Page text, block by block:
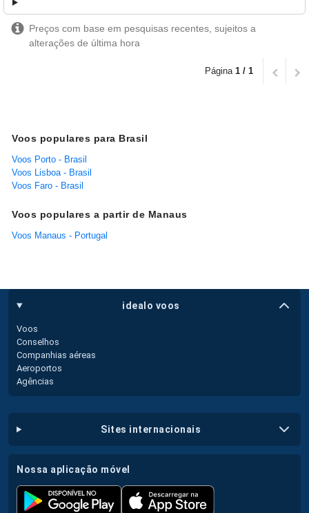
Preços com base em pesquisas recentes, sujeitos a
alterações de última hora
Página 1 / 1
Voos populares para Brasil
Voos Porto - Brasil
Voos Lisboa - Brasil
Voos Faro - Brasil
Voos populares a partir de Manaus
Voos Manaus - Portugal
idealo voos
Voos
Conselhos
Companhias aéreas
Aeroportos
Agências
sites internacionais
nossa aplicação móvel